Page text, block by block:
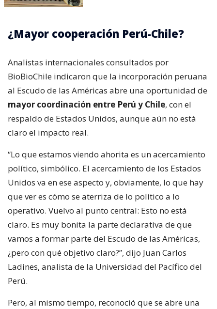
¿Mayor cooperación Perú-Chile?
Analistas internacionales consultados por
BioBioChile indicaron que la incorporación peruana
al Escudo de las Américas abre una oportunidad de
mayor coordinación entre Perú y Chile, con el
respaldo de Estados Unidos, aunque aún no está
claro el impacto real.
“Lo que estamos viendo ahorita es un acercamiento
político, simbólico. El acercamiento de los Estados
Unidos va en ese aspecto y, obviamente, lo que hay
que ver es cómo se aterriza de lo político a lo
operativo. Vuelvo al punto central: Esto no está
claro. Es muy bonita la parte declarativa de que
vamos a formar parte del Escudo de las Américas,
¿pero con qué objetivo claro?”, dijo Juan Carlos
Ladines, analista de la Universidad del Pacífico del
Perú.
Pero, al mismo tiempo, reconoció que se abre una